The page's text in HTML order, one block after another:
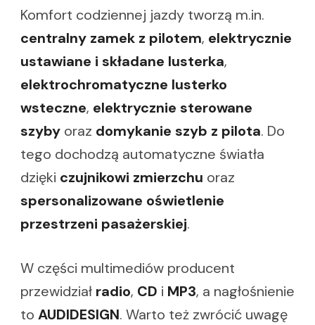
Komfort codziennej jazdy tworzą m.in.
centralny zamek z pilotem, elektrycznie
ustawiane i składane lusterka,
elektrochromatyczne lusterko
wsteczne, elektrycznie sterowane
szyby oraz domykanie szyb z pilota. Do
tego dochodzą automatyczne światła
dzięki czujnikowi zmierzchu oraz
spersonalizowane oświetlenie
przestrzeni pasażerskiej.
W części multimediów producent
przewidział radio, CD i MP3, a nagłośnienie
to AUDIDESIGN. Warto też zwrócić uwagę